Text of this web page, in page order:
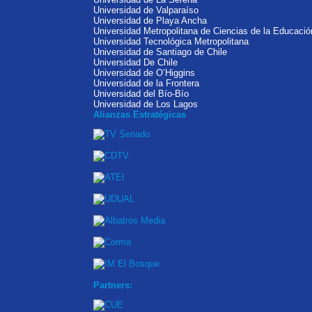
Universidad de Valparaíso
Universidad de Playa Ancha
Universidad Metropolitana de Ciencias de la
Universidad Tecnológica Metropolitana
Universidad de Santiago de Chile
Universidad De Chile
Universidad de O’Higgins
Universidad de la Frontera
Universidad del Bío-Bío
Universidad de Los Lagos
Alianzas Estratégicas
Partners: